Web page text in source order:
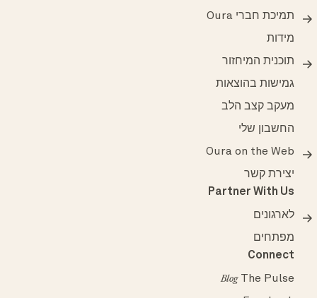
תמיכת חברי Oura
מידות
תוכנית המיחזור
גמישות בהוצאות
מעקב קצב הלב
החשבון שלי
Oura on the Web
יצירת קשר
Partner With Us
לארגונים
מפתחים
Connect
The Pulse
Blog